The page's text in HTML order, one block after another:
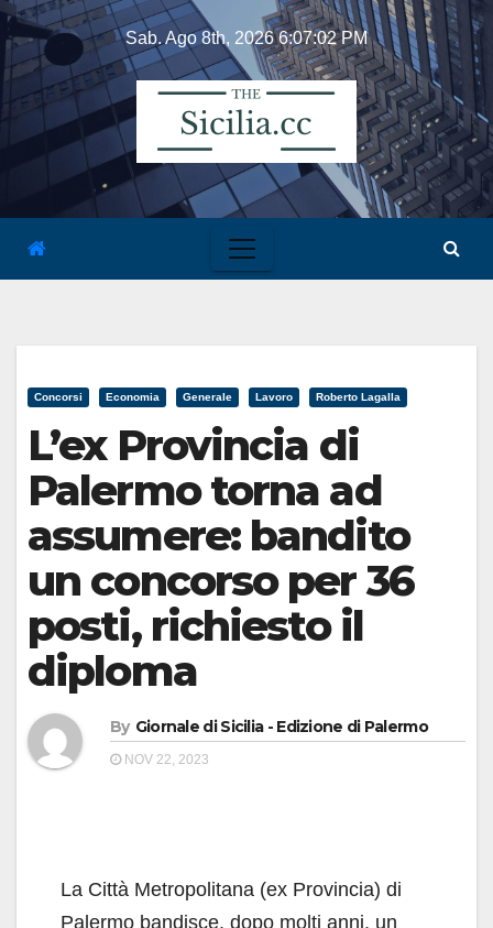
Skip
content
Sab. Ago 8th, 20266:07:03 PM
Concorsi Economia Generale Lavoro Roberto Lagalla
L’ex Provincia di
Palermo torna ad
assumere: bandito
un concorso per 36
posti, richiesto il
diploma
By Giornale di Sicilia - Edizione di Palermo
NOV 22, 2023
La Città Metropolitana (ex Provincia) di
Palermo bandisce, dopo molti anni, un